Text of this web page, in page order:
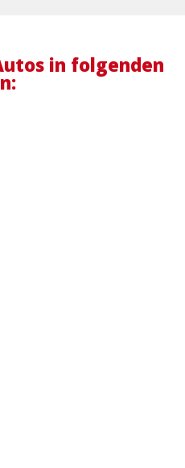
in folgenden